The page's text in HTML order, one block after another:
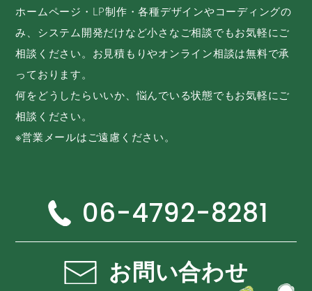
ホームページ・LP制作・各種デザインやコーディングの
み、システム開発だけなど小さなご相談でもお気軽にご
相談ください。お見積もりやオンライン相談は無料で承
っております。
何をどうしたらいいか、悩んでいる状態でもお気軽にご
相談ください。
※営業メールはご遠慮ください。
06-4792-8281
お問い合わせ